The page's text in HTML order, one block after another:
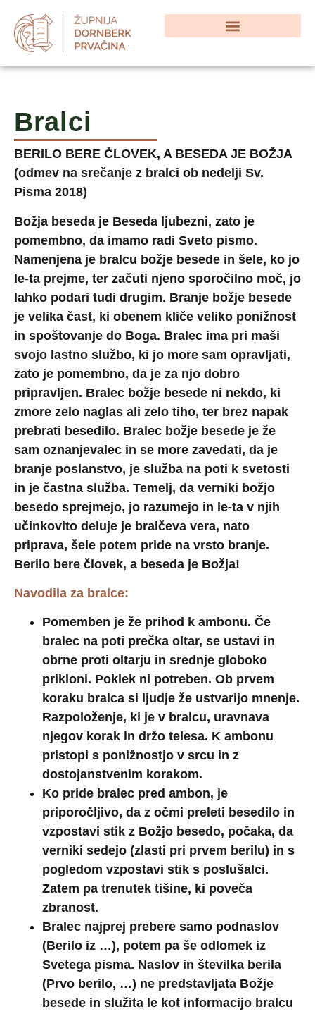
Bralci
BERILO BERE ČLOVEK, A BESEDA JE BOŽJA
(odmev na srečanje z bralci ob nedelji Sv.
Pisma 2018)
Božja beseda je Beseda ljubezni, zato je
pomembno, da imamo radi Sveto pismo.
Namenjena je bralcu božje besede in šele, ko jo
le-ta prejme, ter začuti njeno sporočilno moč, jo
lahko podari tudi drugim. Branje božje besede
je velika čast, ki obenem kliče veliko ponižnost
in spoštovanje do Boga. Bralec ima pri maši
svojo lastno službo, ki jo more sam opravljati,
zato je pomembno, da je za njo dobro
pripravljen. Bralec božje besede ni nekdo, ki
zmore zelo naglas ali zelo tiho, ter brez napak
prebrati besedilo. Bralec božje besede je že
sam oznanjevalec in se more zavedati, da je
branje poslanstvo, je služba na poti k svetosti
in je častna služba. Temelj, da verniki božjo
besedo sprejmejo, jo razumejo in le-ta v njih
učinkovito deluje je bralčeva vera, nato
priprava, šele potem pride na vrsto branje.
Berilo bere človek, a beseda je Božja!
Navodila za bralce:
Pomemben je že prihod k ambonu. Če
bralec na poti prečka oltar, se ustavi in
obrne proti oltarju in srednje globoko
prikloni. Poklek ni potreben. Ob prvem
koraku bralca si ljudje že ustvarijo mnenje.
Razpoloženje, ki je v bralcu, uravnava
njegov korak in držo telesa. K ambonu
pristopi s ponižnostjo v srcu in z
dostojanstvenim korakom.
Ko pride bralec pred ambon, je
priporočljivo, da z očmi preleti besedilo in
vzpostavi stik z Božjo besedo, počaka, da
verniki sedejo (zlasti pri prvem berilu) in s
pogledom vzpostavi stik s poslušalci.
Zatem pa trenutek tišine, ki poveča
zbranost.
Bralec najprej prebere samo podnaslov
(Berilo iz …), potem pa še odlomek iz
Svetega pisma. Naslov in številka berila
(Prvo berilo, …) ne predstavljata Božje
besede in služita le kot informacijo bralcu